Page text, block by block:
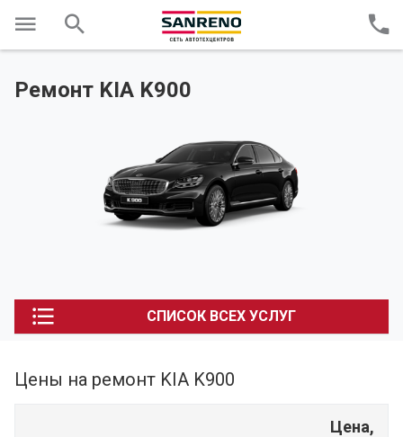
Ремонт KIA K900
СПИСОК ВСЕХ УСЛУГ
Цены на ремонт KIA K900
Цена,